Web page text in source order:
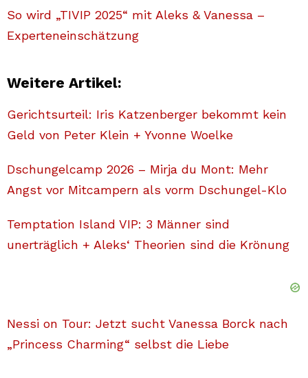
So wird „TIVIP 2025“ mit Aleks & Vanessa –
Experteneinschätzung
Weitere Artikel:
Gerichtsurteil: Iris Katzenberger bekommt kein
Geld von Peter Klein + Yvonne Woelke
Dschungelcamp 2026 – Mirja du Mont: Mehr
Angst vor Mitcampern als vorm Dschungel-Klo
Temptation Island VIP: 3 Männer sind
unerträglich + Aleks‘ Theorien sind die Krönung
Nessi on Tour: Jetzt sucht Vanessa Borck nach
„Princess Charming“ selbst die Liebe